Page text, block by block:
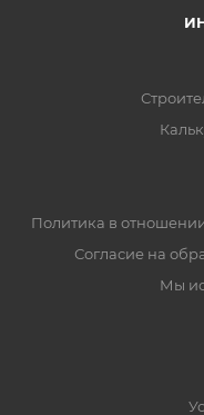
Политика в
Согласие на
Мы